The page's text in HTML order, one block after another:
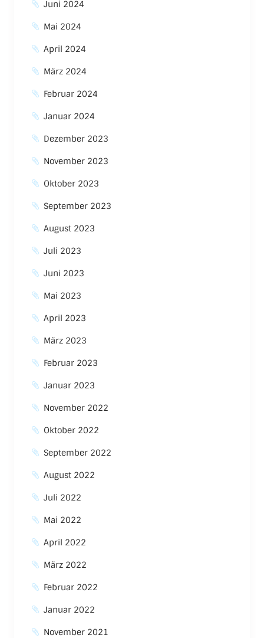
Juni 2024
Mai 2024
April 2024
März 2024
Februar 2024
Januar 2024
Dezember 2023
November 2023
Oktober 2023
September 2023
August 2023
Juli 2023
Juni 2023
Mai 2023
April 2023
März 2023
Februar 2023
Januar 2023
November 2022
Oktober 2022
September 2022
August 2022
Juli 2022
Mai 2022
April 2022
März 2022
Februar 2022
Januar 2022
November 2021